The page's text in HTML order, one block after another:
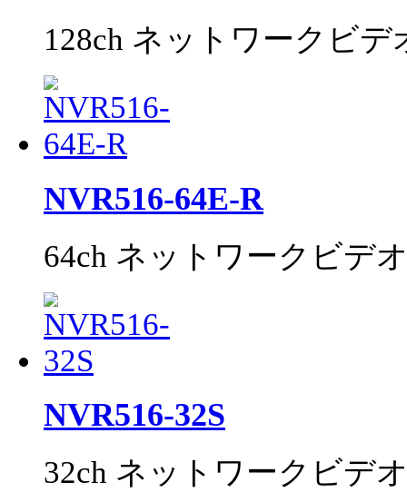
128ch ネットワークビ
NVR516-64E-R
64ch ネットワークビデ
NVR516-32S
32ch ネットワークビデ